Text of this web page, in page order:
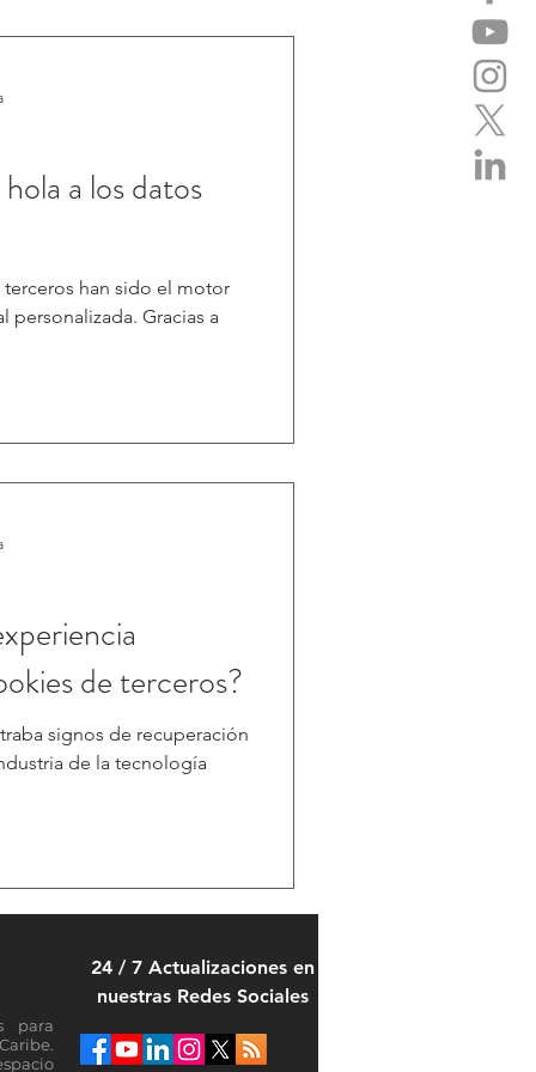
a los datos
han sido el motor
Gracias a
de terceros?
signos de recuperación
de la tecnología
para
24 / 7 Actualizaciones en
nuestras Redes Sociales